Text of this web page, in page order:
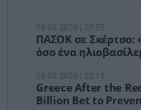
ΠΑΣΟΚ σε Σκέρτσο:
όσο ένα
Greece After the
Billion Bet to